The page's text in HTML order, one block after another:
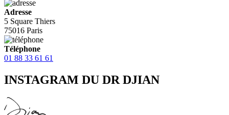
Adresse
5 Square Thiers
75016 Paris
Téléphone
01 88 33 61 61
INSTAGRAM DU DR DJIAN